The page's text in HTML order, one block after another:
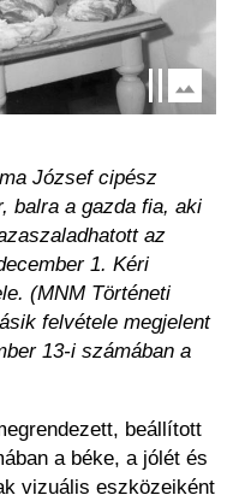
József cipész
balra a gazda fia, aki
az
1. Kéri
(MNM Történeti
felvétele megjelent
13-i számában a
beállított
a béke, a jólét és
vizuális eszközeiként